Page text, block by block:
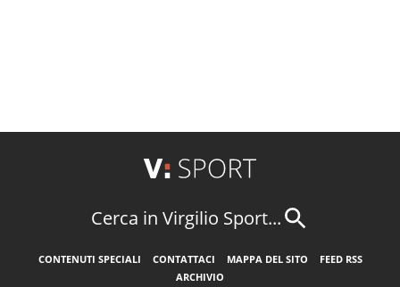
Cerca in Virgilio Sport...
CONTENUTI SPECIALI CONTATTACI MAPPA DEL SITO
FEED RSS
ARCHIVIO